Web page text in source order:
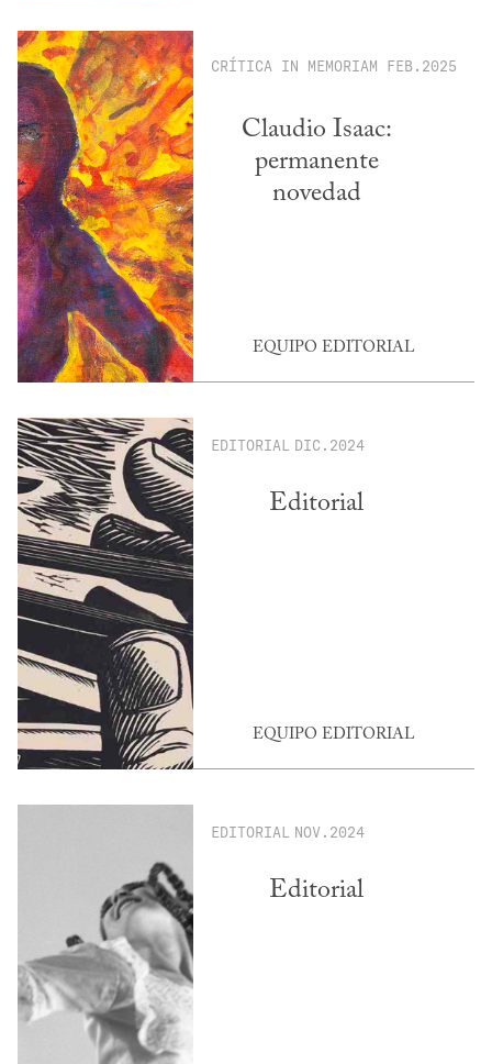
CRÍTICA IN MEMORIAM FEB.2025
Claudio Isaac:
permanente
novedad
EQUIPO EDITORIAL
EDITORIAL DIC.2024
Editorial
EQUIPO EDITORIAL
EDITORIAL NOV.2024
Editorial